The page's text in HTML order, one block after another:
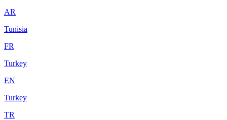
AR
Tunisia
FR
Turkey
EN
Turkey
TR